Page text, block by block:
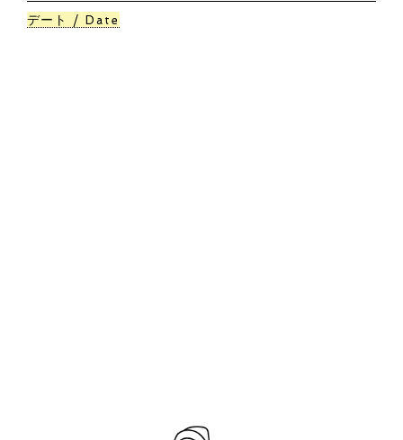
デート Date